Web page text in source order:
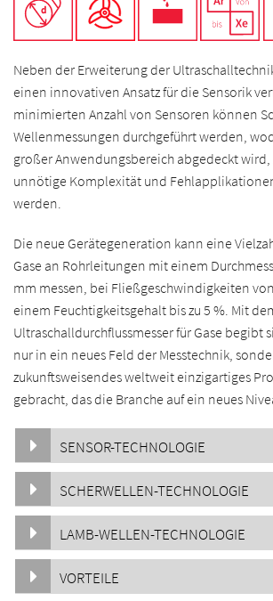
Neben der Erweiterung der
einen innovativen Ansatz für die Sensorik
minimierten Anzahl von Sensoren können
Wellenmessungen durchgeführt werden,
großer Anwendungsbereich abgedeckt
unnötige Komplexität und
werden.
Die neue Gerätegeneration kann eine
Gase an Rohrleitungen mit einem
mm messen, bei Fließgeschwindigkeiten
einem Feuchtigkeitsgehalt bis zu 5 %. Mit
Ultraschalldurchflussmesser für Gase begibt
nur in ein neues Feld der Messtechnik,
zukunftsweisendes weltweit einzigartiges
gebracht, das die Branche auf ein neues
SENSOR-TECHNOLOGIE
SCHERWELLEN-TECHNOLOGIE
LAMB-WELLEN-TECHNOLOGIE
VORTEILE